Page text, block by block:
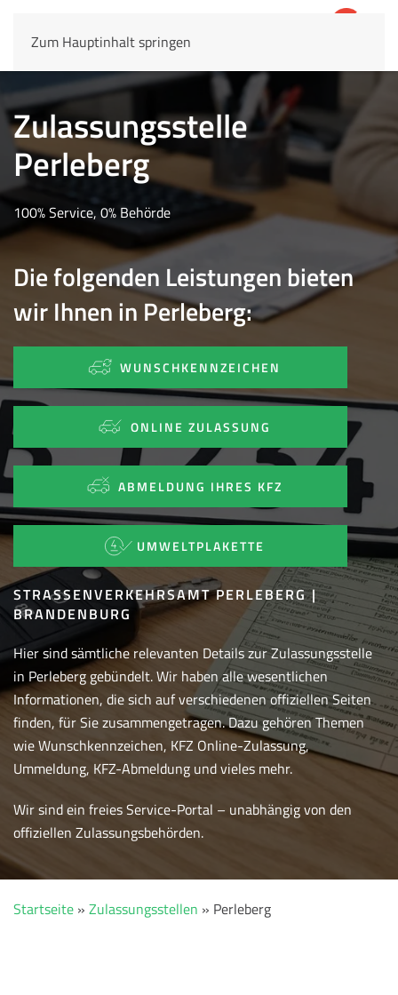
Zum Hauptinhalt springen
Zulassungsstelle
Perleberg
100% Service, 0% Behörde
Die folgenden Leistungen bieten
wir Ihnen in Perleberg:
WUNSCHKENNZEICHEN
ONLINE ZULASSUNG
ABMELDUNG IHRES KFZ
UMWELTPLAKETTE
STRASSENVERKEHRSAMT PERLEBERG | B
RANDENBURG
Hier sind sämtliche relevanten Details zur Zulassungsstelle
in Perleberg gebündelt. Wir haben alle wesentlichen
Informationen, die sich auf verschiedenen offiziellen Seiten
finden, für Sie zusammengetragen. Dazu gehören Themen
wie Wunschkennzeichen, KFZ Online-Zulassung,
Ummeldung, KFZ-Abmeldung und vieles mehr.
Wir sind ein freies Service-Portal – unabhängig von den
offiziellen Zulassungsbehörden.
Startseite » Zulassungsstellen » Perleberg